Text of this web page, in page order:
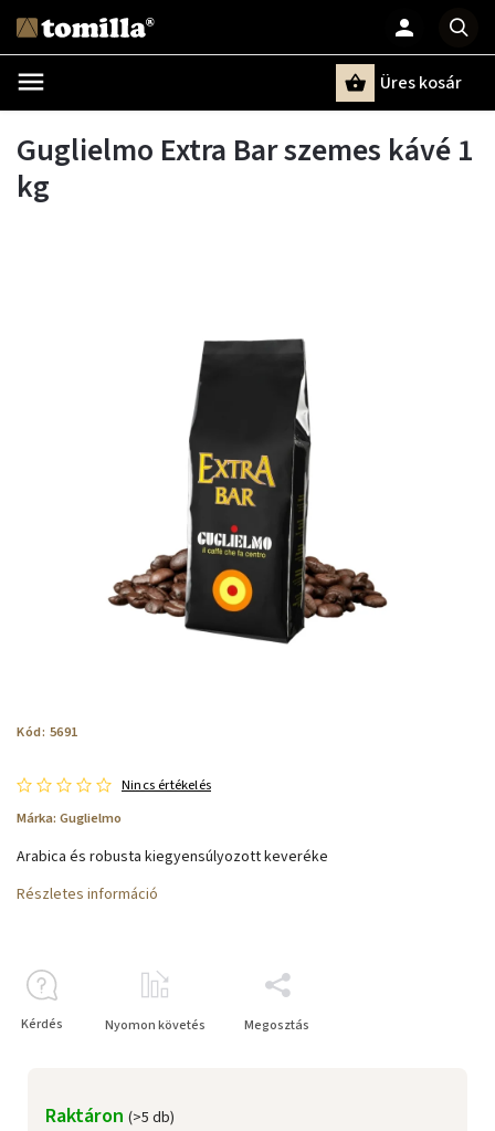
Üres kosár
Guglielmo Extra Bar szemes kávé 1
kg
Kód: 5691
Nincs értékelés
Márka: Guglielmo
Raktáron (>5 db)
Arabica és robusta kiegyensúlyozott keveréke
Részletes információ
Kérdés Nyomon követés Megosztás